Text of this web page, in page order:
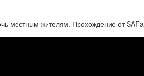
местным жителям. Прохождение от SAFa